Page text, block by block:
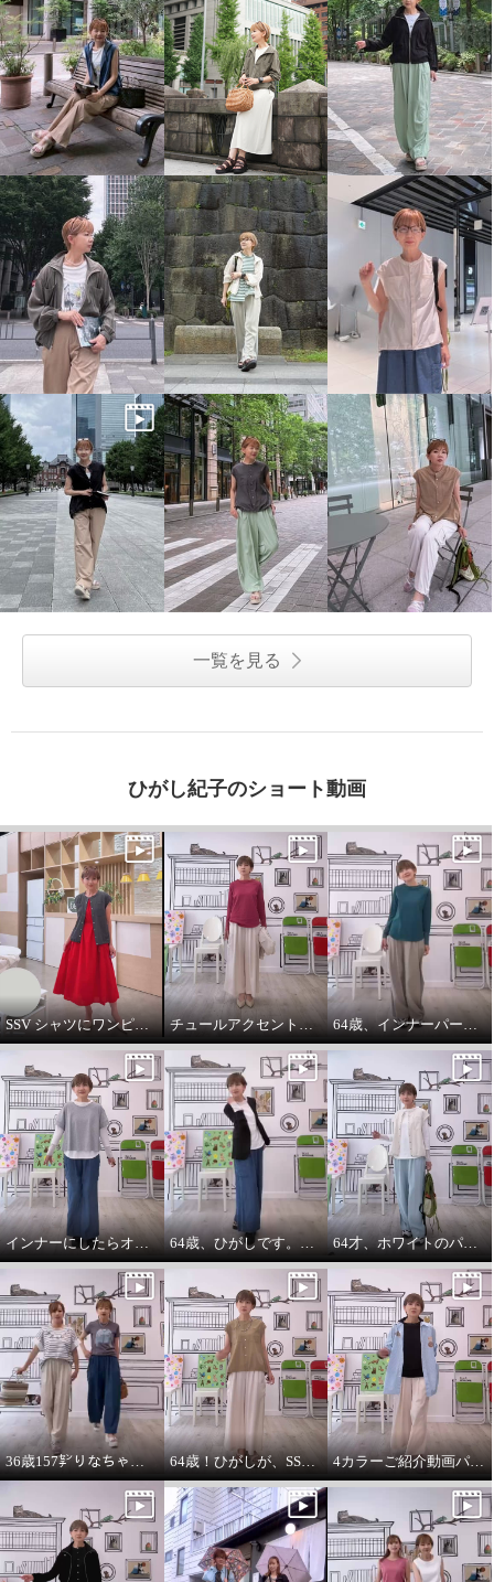
一覧を見る
ひがし紀子のショート動画
SSV シャツにワンピースをコーデしてみました。 チュールアクセントパーカー64歳カジュアル大好きが推し！ 64歳、インナーパーカーは必需品です。
インナーにしたらオールシーズンいけます。インナーパーカー❤️ 64歳、ひがしです。わたしの時代は、やっぱりジャケットにパーカーを出す‼️ 64才、ホワイトのパーカーインナーはスタイリングに万能です。
36歳157㌢りなちゃんは60㌢丈、64歳163㌢のひがしは65㌢丈を履く 64歳！ひがしが、SSVのベスト最高！推し‼️コーデ 4カラーご紹介動画パーカー付きのインナーは、凄い使えます。